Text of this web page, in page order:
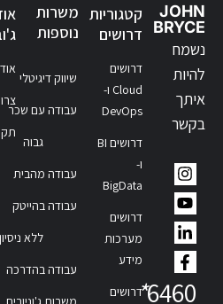
JOHN
BRYCE
נשמח
להיות
איתך
בקשר
6460
*
קטגוריות
דרושים
דרושים
Cloud ו-
DevOps
דרושים BI
ו-
BigData
דרושים
מערכות
מידע
דרושים
משרות
נוספות
שיווק דיגיטלי
עבודה עם שכר
גבוה
עבודה מהבית
עבודה בהייטק
ללא ניסיון
עבודה בהדרכה